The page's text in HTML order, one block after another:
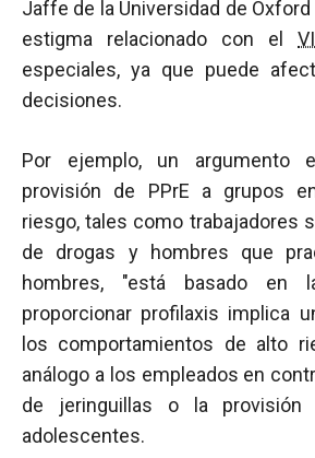
Jaffe de la Universidad de
estigma relacionado con el
especiales, ya que puede
decisiones.
Por ejemplo, un argumento
provisión de PPrE a grupos
riesgo, tales como trabajadores
de drogas y hombres que
hombres, "está basado en
proporcionar profilaxis implica
los comportamientos de alto
análogo a los empleados en
de jeringuillas o la provisión
adolescentes.